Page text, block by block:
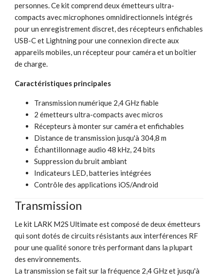
personnes. Ce kit comprend deux émetteurs ultra-
compacts avec microphones omnidirectionnels intégrés
pour un enregistrement discret, des récepteurs enfichables
USB-C et Lightning pour une connexion directe aux
appareils mobiles, un récepteur pour caméra et un boîtier
de charge.
Caractéristiques principales
Transmission numérique 2,4 GHz fiable
2 émetteurs ultra-compacts avec micros
Récepteurs à monter sur caméra et enfichables
Distance de transmission jusqu'à 304,8 m
Échantillonnage audio 48 kHz, 24 bits
Suppression du bruit ambiant
Indicateurs LED, batteries intégrées
Contrôle des applications iOS/Android
Transmission
Le kit LARK M2S Ultimate est composé de deux émetteurs
qui sont dotés de circuits résistants aux interférences RF
pour une qualité sonore très performant dans la plupart
des environnements.
La transmission se fait sur la fréquence 2,4 GHz et jusqu'à